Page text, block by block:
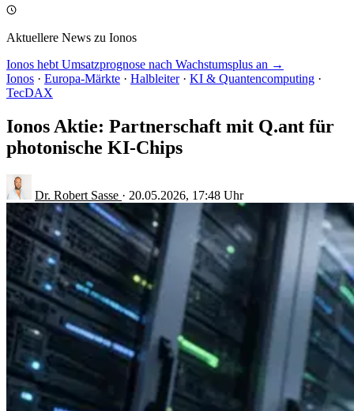
Aktuellere News zu Ionos
Ionos hebt Umsatzprognose nach Wachstumsplus an →
Ionos · Europa-Märkte · Halbleiter · KI & Quantencomputing ·
TecDAX
Ionos Aktie: Partnerschaft mit Q.ant für
photonische KI-Chips
Dr. Robert Sasse · 20.05.2026, 17:48 Uhr